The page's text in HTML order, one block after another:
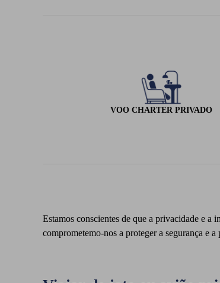
VOO CHARTER PRIVADO
Estamos conscientes de que a privacidade e a
comprometemo-nos a proteger a segurança e